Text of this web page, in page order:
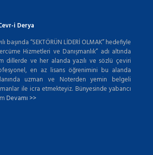
i Derya
başında “SEKTÖRÜN LİDERİ OLMAK” hedefiyle
Hizmetleri ve Danışmanlık” adı altında
dillerde ve her alanda yazılı ve sözlü çeviri
en az lisans öğrenimini bu alanda
uzman ve Noterden yemin belgeli
ile icra etmekteyiz. Bünyesinde yabancı
Devamı >>